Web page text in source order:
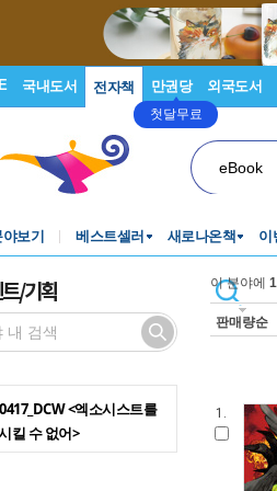
국내도서 전자책 만권당
첫달무료
외국도서
eBook
보기 베스트셀러 새로나온책 이
/기획
<엑소시스트를
킬 수 없어>
이 분야에
판매량순
1.